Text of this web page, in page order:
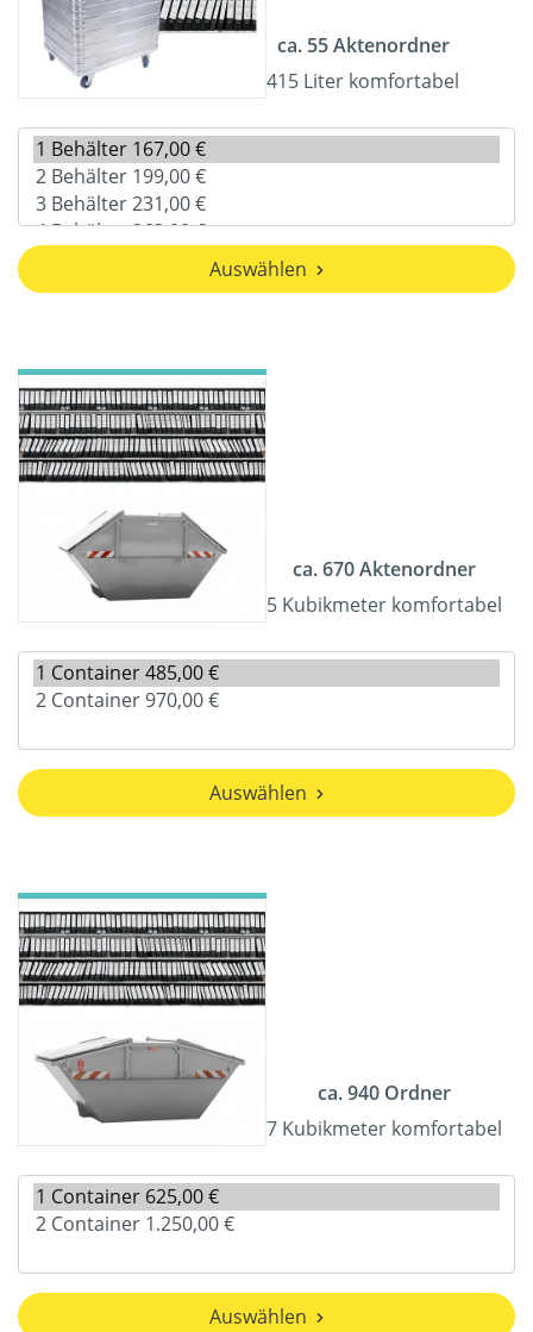
ca. 55 Aktenordner
415 Liter komfortabel
Auswählen
ca. 670 Aktenordner
5 Kubikmeter komfortabel
Auswählen
ca. 940 Ordner
7 Kubikmeter komfortabel
Auswählen